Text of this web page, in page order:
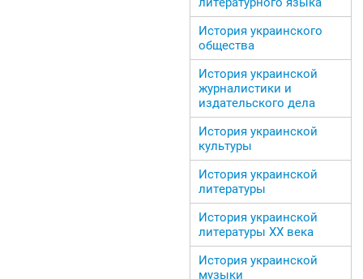
История украинского
общества
История украинской
журналистики и
издательского дела
История украинской
культуры
История украинской
литературы
История украинской
литературы ХХ века
История украинской
музыки